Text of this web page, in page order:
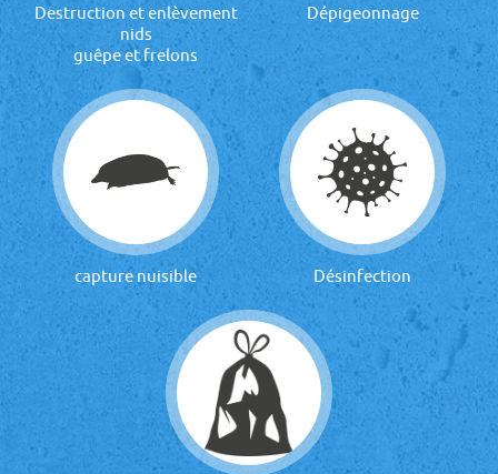
Destruction et enlèvement
nids
guêpe et frelons
Dépigeonnage
capture nuisible Désinfection